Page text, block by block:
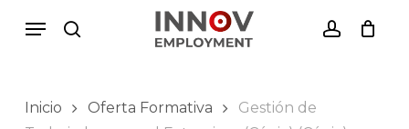
search account
Menu
Cesto de Compras Close
Inicio Oferta Formativa
Gestión de